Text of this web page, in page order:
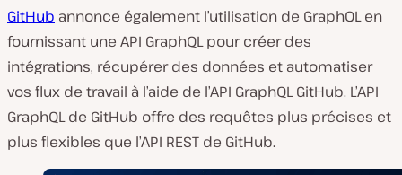
GitHub annonce également l’utilisation de GraphQL en
fournissant une API GraphQL pour créer des
intégrations, récupérer des données et automatiser
vos flux de travail à l’aide de l’API GraphQL GitHub. L’API
GraphQL de GitHub offre des requêtes plus précises et
plus flexibles que l’API REST de GitHub.